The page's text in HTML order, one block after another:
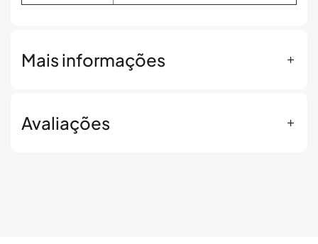
Mais informações
Avaliações